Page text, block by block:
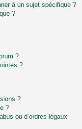
à un sujet spécifique ?
?
?
?
?
?
ou d’ordres légaux